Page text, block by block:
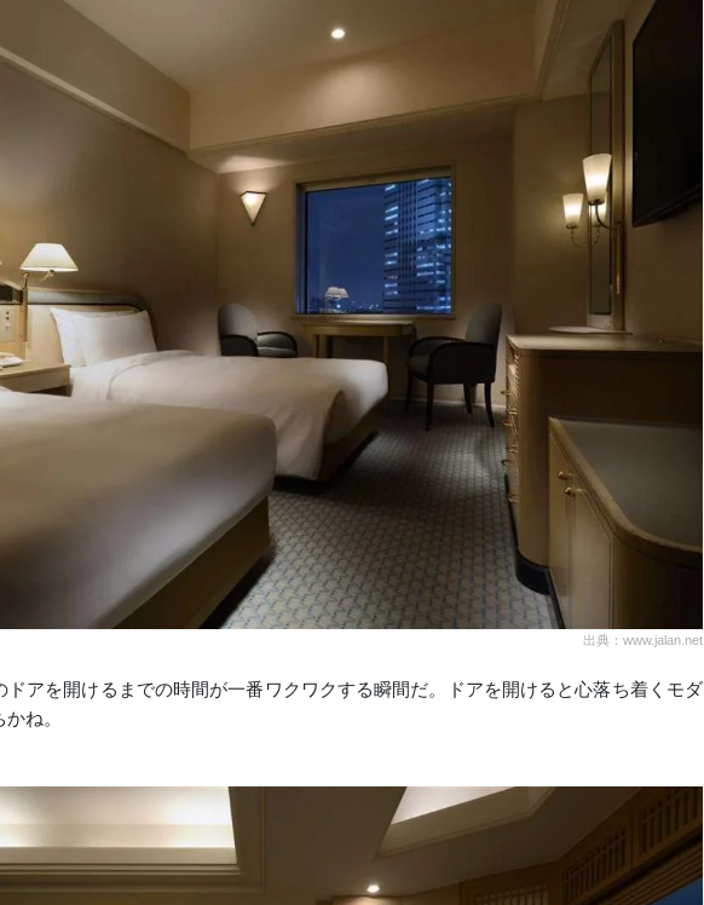
出典：www.jalan.net
ドアを開けるまでの時間が一番ワクワクする瞬間だ。ドアを開けると心落ち着くモダ
ね。